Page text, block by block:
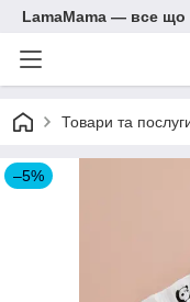
LamaMama — все
Товари та
–5%